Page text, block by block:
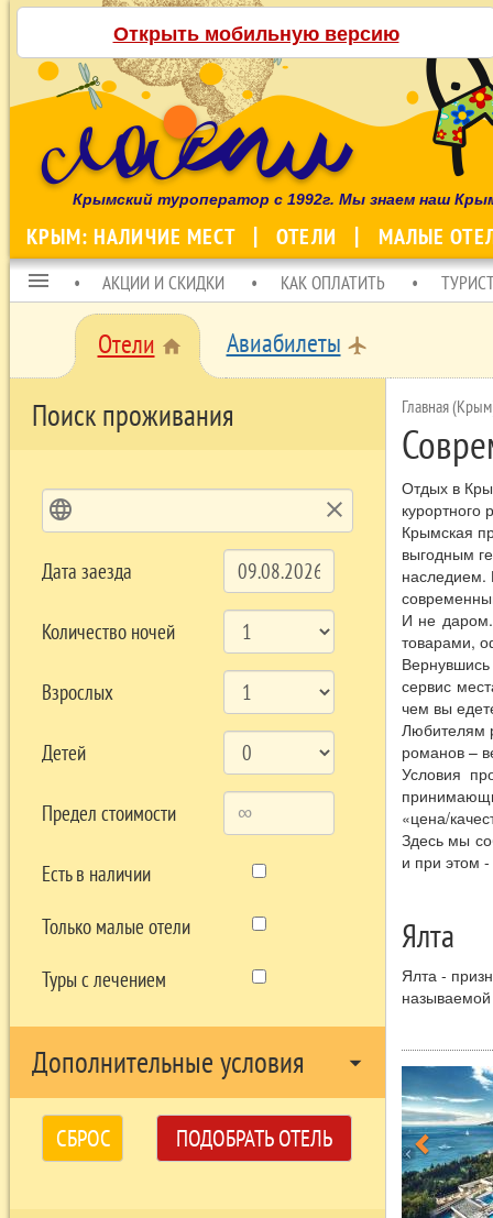
Открыть мобильную версию
Крымский туроператор с 1992г. Мы знаем наш
КРЫМ: НАЛИЧИЕ МЕСТ ОТЕЛИ МАЛЫЕ
menu АКЦИИ И СКИДКИ КАК ОПЛАТИТЬ
Отели home Авиабилеты local_airport
Поиск проживания
language clear
Дата заезда
Количество ночей
Взрослых
Детей
Предел стоимости
Есть в наличии
Только малые отели
Туры с лечением
Дополнительные условия arrow_drop_down
СБРОС ПОДОБРАТЬ ОТЕЛЬ
Главная
Отдых в
курортного
Крымская
выгодным
наследием.
И не даром.
товарами,
сервис
чем вы
Любителям
романов –
Условия
«цена/
Здесь мы
и при этом
Ялта
Ялта -
Климат
летом и
держится
начале
Ялта
особенно